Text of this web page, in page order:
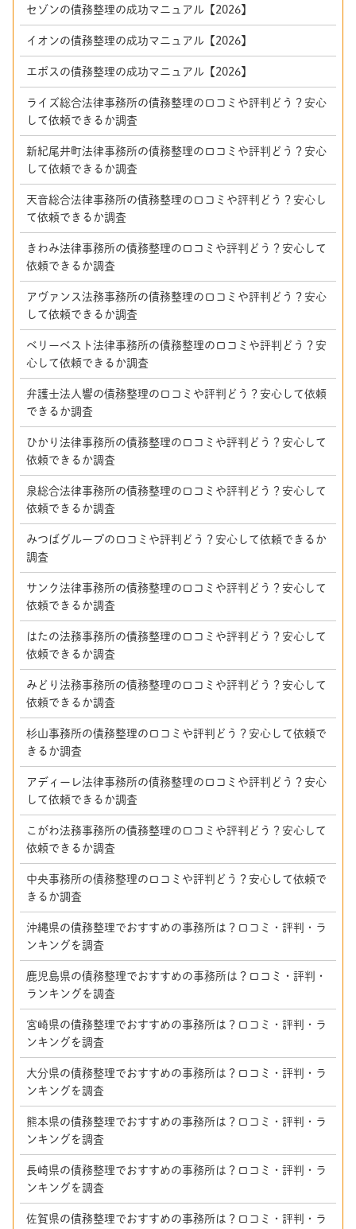
セゾンの債務整理の成功マニュアル【2026】
イオンの債務整理の成功マニュアル【2026】
エポスの債務整理の成功マニュアル【2026】
ライズ総合法律事務所の債務整理の口コミや評判どう？安心
して依頼できるか調査
新紀尾井町法律事務所の債務整理の口コミや評判どう？安心
して依頼できるか調査
天音総合法律事務所の債務整理の口コミや評判どう？安心し
て依頼できるか調査
きわみ法律事務所の債務整理の口コミや評判どう？安心して
依頼できるか調査
アヴァンス法務事務所の債務整理の口コミや評判どう？安心
して依頼できるか調査
ベリーベスト法律事務所の債務整理の口コミや評判どう？安
心して依頼できるか調査
弁護士法人響の債務整理の口コミや評判どう？安心して依頼
できるか調査
ひかり法律事務所の債務整理の口コミや評判どう？安心して
依頼できるか調査
泉総合法律事務所の債務整理の口コミや評判どう？安心して
依頼できるか調査
みつばグループの口コミや評判どう？安心して依頼できるか
調査
サンク法律事務所の債務整理の口コミや評判どう？安心して
依頼できるか調査
はたの法務事務所の債務整理の口コミや評判どう？安心して
依頼できるか調査
みどり法務事務所の債務整理の口コミや評判どう？安心して
依頼できるか調査
杉山事務所の債務整理の口コミや評判どう？安心して依頼で
きるか調査
アディーレ法律事務所の債務整理の口コミや評判どう？安心
して依頼できるか調査
こがわ法務事務所の債務整理の口コミや評判どう？安心して
依頼できるか調査
中央事務所の債務整理の口コミや評判どう？安心して依頼で
きるか調査
沖縄県の債務整理でおすすめの事務所は？口コミ・評判・ラ
ンキングを調査
鹿児島県の債務整理でおすすめの事務所は？口コミ・評判・
ランキングを調査
宮崎県の債務整理でおすすめの事務所は？口コミ・評判・ラ
ンキングを調査
大分県の債務整理でおすすめの事務所は？口コミ・評判・ラ
ンキングを調査
熊本県の債務整理でおすすめの事務所は？口コミ・評判・ラ
ンキングを調査
長崎県の債務整理でおすすめの事務所は？口コミ・評判・ラ
ンキングを調査
佐賀県の債務整理でおすすめの事務所は？口コミ・評判・ラ